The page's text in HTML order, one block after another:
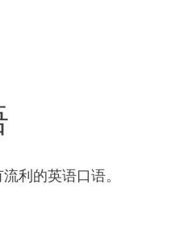
利的英语口语。